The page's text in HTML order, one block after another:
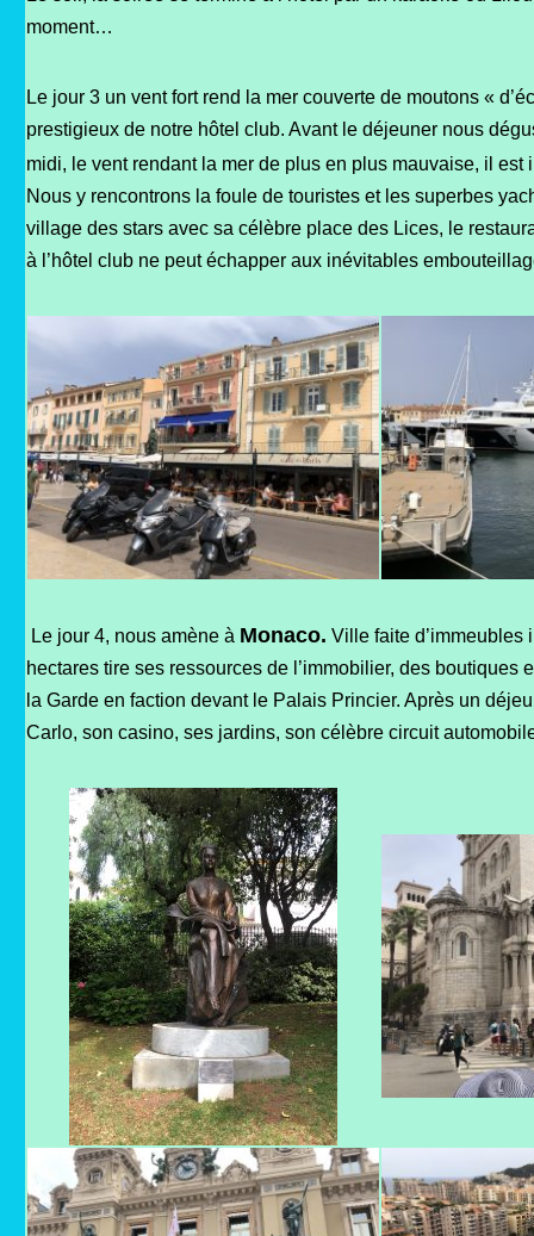
moment…
Le jour 3 un vent fort rend la mer couverte de moutons «
prestigieux de notre hôtel club. Avant le déjeuner nous
midi, le vent rendant la mer de plus en plus mauvaise, il est
Nous y rencontrons la foule de touristes et les superbes
village des stars avec sa célèbre place des Lices, le
à l’hôtel club ne peut échapper aux inévitables
Le jour 4, nous amène à Monaco. Ville faite d’immeubles
hectares tire ses ressources de l’immobilier, des
la Garde en faction devant le Palais Princier. Après un
Carlo, son casino, ses jardins, son célèbre circuit